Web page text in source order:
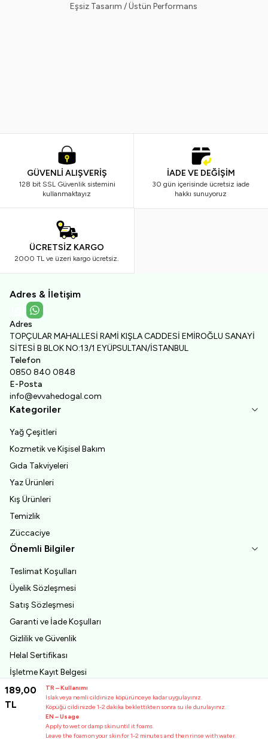
189,00
TL
TR – Kullanımı
Islak veya nemli cildinize köpürünceye kadar uygulayınız.
Köpüğü cildinizde 1-2 dakika beklettikten sonra su ile durulayınız.
EN – Usage
Apply to wet or damp skin until it foams.
Leave the foam on your skin for 1-2 minutes and then rinse with water.
Eşsiz Tasarım / Üstün Performans
GÜVENLİ ALIŞVERİŞ
128 bit SSL Güvenlik sistemini
kullanmaktayız
İADE VE DEĞİŞİM
30 gün içerisinde ücretsiz iade
hakkı sunuyoruz
ÜCRETSİZ KARGO
2000 TL ve üzeri kargo ücretsiz.
Adres & İletişim
Adres
TOPÇULAR MAHALLESİ RAMİ KIŞLA CADDESİ EMİROĞLU SANAYİ
SİTESİ B BLOK NO:13/1 EYÜPSULTAN/İSTANBUL
Telefon
0850 840 0848
E-Posta
info@evvahedogal.com
Instagram
WhatsApp
Kategoriler
Yağ Çeşitleri
Kozmetik ve Kişisel Bakım
Gıda Takviyeleri
Yaz Ürünleri
Kış Ürünleri
Temizlik
Züccaciye
Önemli Bilgiler
Teslimat Koşulları
Üyelik Sözleşmesi
Satış Sözleşmesi
Garanti ve İade Koşulları
Gizlilik ve Güvenlik
Helal Sertifikası
İşletme Kayıt Belgesi
First Quality Certification
Hakkımızda